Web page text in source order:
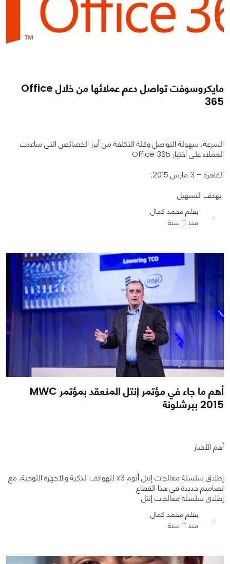
مايكروسوفت تواصل دعم عملائها من خلال Office
365
السرعة، سهولة التواصل وقلة التكلفة من أبرز الخصائص التى ساعدت
العملاء على اختيار Office 365
القاهرة – 3 مارس 2015:
بهدف التسهيل
بقلم محمد كمال
منذ 11 سنة
1452
أهم ما جاء في مؤتمر إنتل المنعقد بمؤتمر MWC
2015 ببرشلونة
أهم الأخبار
إطلاق سلسلة معالجات إنتل أتوم x3 للهواتف الذكية والأجهزة اللوحية، مع
تصاميم جديدة في هذا القطاع
إطلاق سلسلة معالجات إنتل
بقلم محمد كمال
منذ 11 سنة